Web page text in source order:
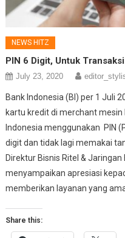
NEWS HITZ
PIN 6 Digit, Untuk
July 23, 2020
Bank Indonesia (BI) per 1 Juli
kartu kredit di merchant mesin
Indonesia menggunakan PIN
digit dan tidak lagi memakai
Direktur Bisnis Ritel & Jaringan
menyampaikan apresiasi
memberikan layanan yang
Share this: